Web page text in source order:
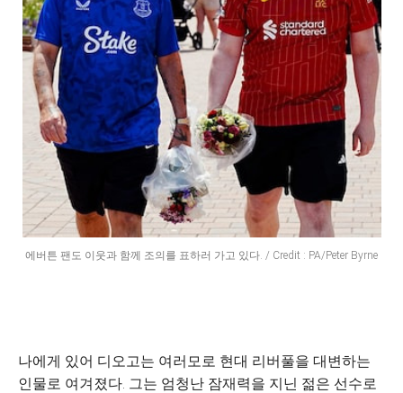
에버튼 팬도 이웃과 함께 조의를 표하러 가고 있다. / Credit : PA/Peter Byrne
나에게 있어 디오고는 여러모로 현대 리버풀을 대변하는
인물로 여겨졌다. 그는 엄청난 잠재력을 지닌 젊은 선수로